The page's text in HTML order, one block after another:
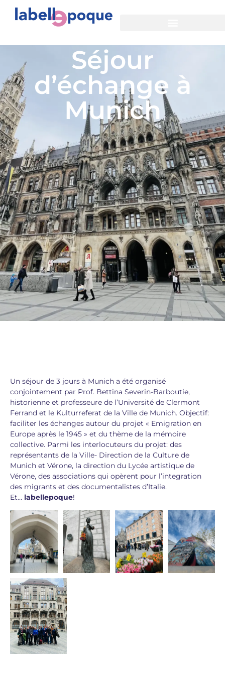
Séjour
d’échange à
Munich
Un séjour de 3 jours à Munich a été organisé
conjointement par Prof. Bettina Severin-Barboutie,
historienne et professeure de l’Université de Clermont
Ferrand et le Kulturreferat de la Ville de Munich. Objectif:
faciliter les échanges autour du projet « Emigration en
Europe après le 1945 » et du thème de la mémoire
collective. Parmi les interlocuteurs du projet: des
représentants de la Ville- Direction de la Culture de
Munich et Vérone, la direction du Lycée artistique de
Vérone, des associations qui opèrent pour l’integration
des migrants et des documentalistes d’Italie.
Et… labellepoque!